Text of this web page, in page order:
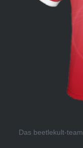
Das beetlekult-team